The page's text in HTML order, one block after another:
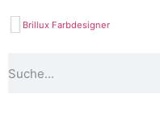
Brillux Farbdesigner